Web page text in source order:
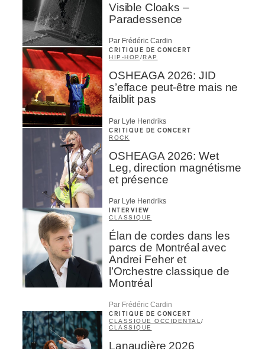
Visible Cloaks –
Paradessence
Par Frédéric Cardin
CRITIQUE DE CONCERT
HIP-HOP /RAP
OSHEAGA 2026: JID
s’efface peut-être mais ne
faiblit pas
Par Lyle Hendriks
CRITIQUE DE CONCERT
ROCK
OSHEAGA 2026: Wet
Leg, direction magnétisme
et présence
Par Lyle Hendriks
INTERVIEW
CLASSIQUE
Élan de cordes dans les
parcs de Montréal avec
Andrei Feher et
l’Orchestre classique de
Montréal
Par Frédéric Cardin
CRITIQUE DE CONCERT
CLASSIQUE OCCIDENTAL/
CLASSIQUE
Lanaudière 2026